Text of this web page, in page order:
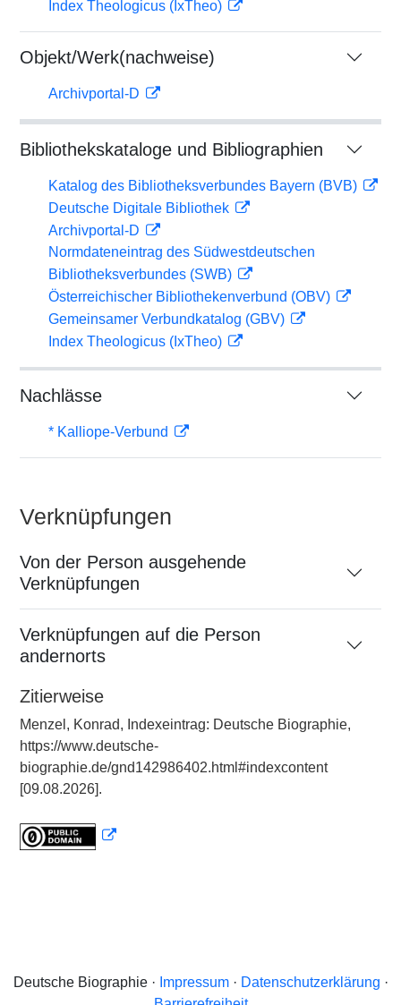
Index Theologicus (IxTheo)
Objekt/Werk(nachweise)
Archivportal-D
Bibliothekskataloge und Bibliographien
Katalog des Bibliotheksverbundes Bayern (BVB)
Deutsche Digitale Bibliothek
Archivportal-D
Normdateneintrag des Südwestdeutschen
Bibliotheksverbundes (SWB)
Österreichischer Bibliothekenverbund (OBV)
Gemeinsamer Verbundkatalog (GBV)
Index Theologicus (IxTheo)
Nachlässe
* Kalliope-Verbund
Verknüpfungen
Von der Person ausgehende
Verknüpfungen
Verknüpfungen auf die Person
andernorts
Zitierweise
Menzel, Konrad, Indexeintrag: Deutsche Biographie,
https://www.deutsche-
biographie.de/gnd142986402.html#indexcontent
[09.08.2026].
Deutsche Biographie · Impressum· Datenschutzerklärung ·